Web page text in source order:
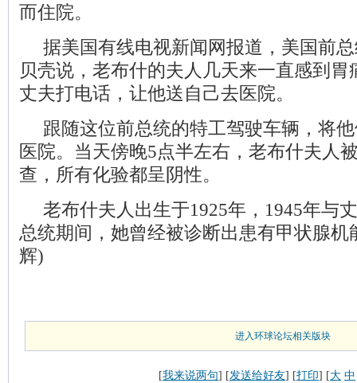
而住院。
据美国有线电视新闻网报道，美国前
贝壳说，老布什的夫人几天来一直感到
丈夫打电话，让他送自己去医院。
跟随这位前总统的特工驾驶车辆，将
医院。当天傍晚5点半左右，老布什夫人
查，所有化验都呈阴性。
老布什夫人出生于1925年，1945年与
总统期间，她曾经被诊断出患有甲状腺
辉)
进入环球论坛相关版块
[我来说两句] [发送给好友] [打印] [大 中